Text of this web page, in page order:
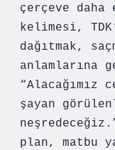
çerçeve
kelimesi,
dağıtmak,
anlamlarına
şayan
plan, matbu